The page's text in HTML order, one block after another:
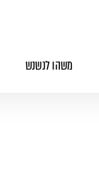
משהו לנשנש